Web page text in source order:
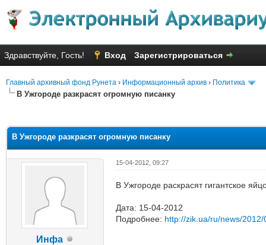
Здравствуйте, Гость! Вход Зарегистрироваться
Главный архивный фонд Рунета › Информационный архив › Политика
В Ужгороде разкрасят огромную писанку
В Ужгороде разкрасят огромную писанку
Инфа
15-04-2012, 09:27
В Ужгороде раскрасят гигантское
Дата: 15-04-2012
Подробнее: http://zik.ua/ru/news/